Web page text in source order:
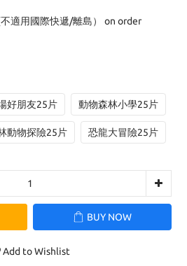
適用國際快遞/離島） on order
好朋友25片 動物森林小學25片
動物探險25片 恐龍大冒險25片
BUY NOW
Add to Wishlist